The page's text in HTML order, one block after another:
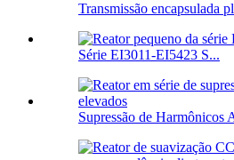
Transmissão encapsulada
Série EI3011-EI5423 S...
Supressão de Harmônicos